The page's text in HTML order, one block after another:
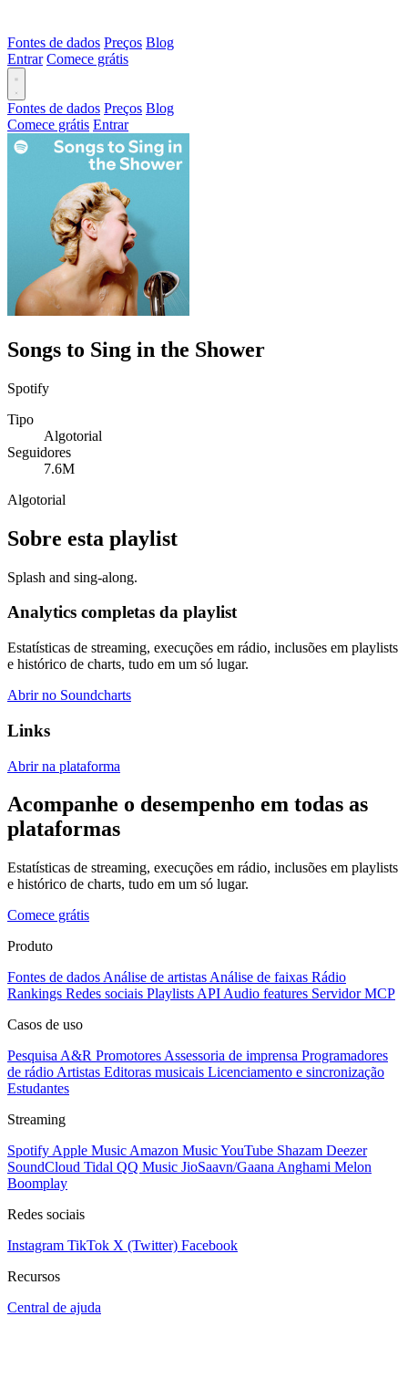
Fontes de dados Preços Blog
Entrar Comece grátis
Fontes de dados Preços Blog
Comece grátis Entrar
Songs to Sing in the Shower
Spotify
Tipo
Algotorial
Seguidores
7.6M
Algotorial
Sobre esta playlist
Splash and sing-along.
Analytics completas da playlist
Estatísticas de streaming, execuções em rádio, inclusões em playlists
e histórico de charts, tudo em um só lugar.
Abrir no Soundcharts
Links
Abrir na plataforma
Acompanhe o desempenho em todas as
plataformas
Estatísticas de streaming, execuções em rádio, inclusões em playlists
e histórico de charts, tudo em um só lugar.
Comece grátis
Produto
Fontes de dados Análise de artistas Análise de faixas Rádio
Rankings Redes sociais Playlists API Audio features Servidor MCP
Casos de uso
Pesquisa A&R Promotores Assessoria de imprensa Programadores
de rádio Artistas Editoras musicais Licenciamento e sincronização
Estudantes
Streaming
Spotify Apple Music Amazon MusicYouTube Shazam Deezer
SoundCloud Tidal QQ Music JioSaavn/Gaana Anghami Melon
Boomplay
Redes sociais
Instagram TikTok X (Twitter) Facebook
Recursos
Central de ajuda